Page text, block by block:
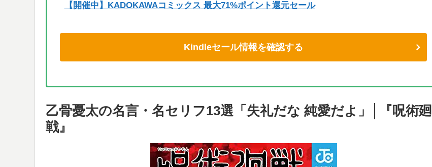
【開催中】KADOKAWAコミックス 最大71%ポイント還元セール
Kindleセール情報を確認する
乙骨憂太の名言・名セリフ13選「失礼だな 純愛だよ」│『呪術廻
戦』